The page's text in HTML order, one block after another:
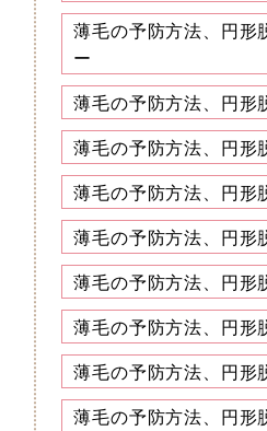
薄毛の予防方法、円形
ー
薄毛の予防方法、円形
薄毛の予防方法、円形
薄毛の予防方法、円形
薄毛の予防方法、円形
薄毛の予防方法、円形
薄毛の予防方法、円形
薄毛の予防方法、円形
薄毛の予防方法、円形